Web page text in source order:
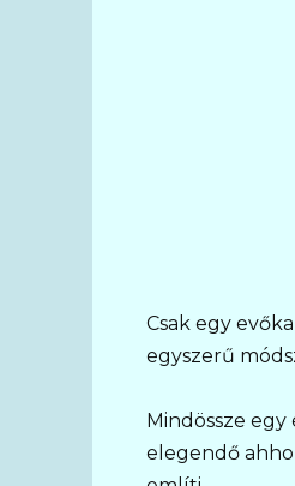
Csak egy
egyszerű
Mindössze
elegendő